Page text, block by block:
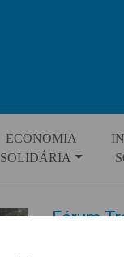
ECONOMIA
SOLIDÁRIA
Fórum